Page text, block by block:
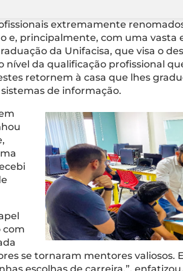
extremamente
e, principalmente, com uma vasta
da Unifacisa, que visa o
nível da qualificação profissional
retornem à casa que lhes
de informação.
com
se tornaram mentores valiosos.
escolhas de carreira.”, enfatizou.